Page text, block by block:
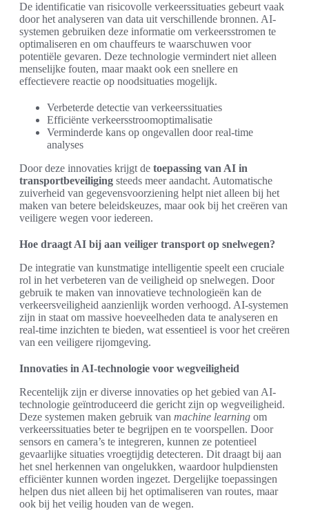
De identificatie van risicovolle verkeerssituaties gebeurt vaak
door het analyseren van data uit verschillende bronnen. AI-
systemen gebruiken deze informatie om verkeersstromen te
optimaliseren en om chauffeurs te waarschuwen voor
potentiële gevaren. Deze technologie vermindert niet alleen
menselijke fouten, maar maakt ook een snellere en
effectievere reactie op noodsituaties mogelijk.
Verbeterde detectie van verkeerssituaties
Efficiënte verkeersstroomoptimalisatie
Verminderde kans op ongevallen door real-time
analyses
Door deze innovaties krijgt de toepassing van AI in
transportbeveiliging steeds meer aandacht. Automatische
zuiverheid van gegevensvoorziening helpt niet alleen bij het
maken van betere beleidskeuzes, maar ook bij het creëren van
veiligere wegen voor iedereen.
Hoe draagt AI bij aan veiliger transport op snelwegen?
De integratie van kunstmatige intelligentie speelt een cruciale
rol in het verbeteren van de veiligheid op snelwegen. Door
gebruik te maken van innovatieve technologieën kan de
verkeersveiligheid aanzienlijk worden verhoogd. AI-systemen
zijn in staat om massive hoeveelheden data te analyseren en
real-time inzichten te bieden, wat essentieel is voor het creëren
van een veiligere rijomgeving.
Innovaties in AI-technologie voor wegveiligheid
Recentelijk zijn er diverse innovaties op het gebied van AI-
technologie geïntroduceerd die gericht zijn op wegveiligheid.
Deze systemen maken gebruik van machine learning om
verkeerssituaties beter te begrijpen en te voorspellen. Door
sensors en camera’s te integreren, kunnen ze potentieel
gevaarlijke situaties vroegtijdig detecteren. Dit draagt bij aan
het snel herkennen van ongelukken, waardoor hulpdiensten
efficiënter kunnen worden ingezet. Dergelijke toepassingen
helpen dus niet alleen bij het optimaliseren van routes, maar
ook bij het veilig houden van de wegen.